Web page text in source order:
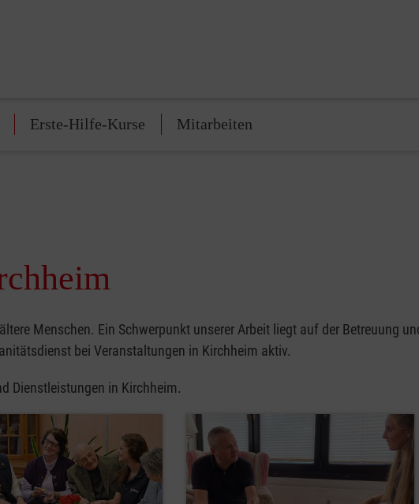
Erste-Hilfe-Kurse Mitarbeiten
Menschen. Ein Schwerpunkt unserer Arbeit liegt auf der Betreuung
bei Veranstaltungen in Kirchheim aktiv.
Dienstleistungen in Kirchheim.